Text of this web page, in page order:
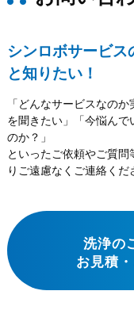
シンロボサービス
と知りたい！
「どんなサービスなの
を聞きたい」「今悩ん
のか？」
といったご依頼やご質
りご遠慮なくご連絡くだ
洗浄の
お見積